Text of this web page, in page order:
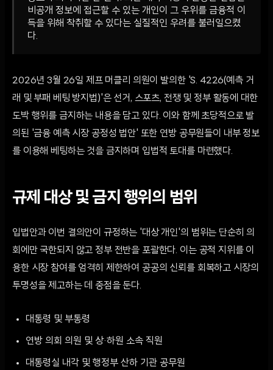
비공개 정보에 접근할 수 있는 개인이 그 우위를 금융적 이
득을 위해 착취할 수 있다는 실질적인 우려를 불러일으켰
다.
2026년 3월 26일 제프 머클리 의원이 발의한 'S. 4226(예측 거
래 및 부패 베팅 방지법)'은 선거, 스포츠, 전쟁 및 정부 활동에 대한
도박 행위를 금지하는 내용을 담고 있다. 이와 함께 초당적으로 발
의된 '금융 예측 시장 공정성 법안' 또한 연방 공무원들이 내부 정보
를 이용해 베팅하는 것을 금지하며 입법적 토대를 마련했다.
규제 대상 및 금지 행위의 범위
입법안과 이번 결의안이 규정하는 '대상 개인'의 범위는 단순히 의
회에만 국한되지 않고 정부 전반을 포괄한다. 이는 공적 지위를 이
용한 시장 참여를 엄격히 제한하여 공공의 신뢰를 회복하고 시장의
투명성을 제고하는 데 중점을 둔다.
대통령 및 부통령
연방 의회 의원 및 상·하원 소속 직원
대통령실 내각 및 행정부 산하 기관 공무원